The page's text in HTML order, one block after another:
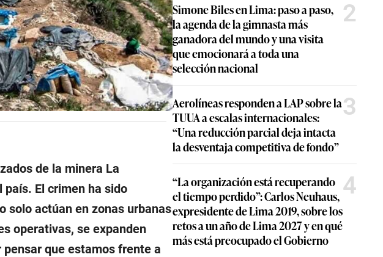
de la minera La
país. El crimen ha sido
solo actúan en zonas urbanas
operativas, se expanden
que estamos frente a
Simone Biles en Lima: paso a paso,
la agenda de la gimnasta más
ganadora del mundo y una visita
que emocionará a toda una
selección nacional
2
Aerolíneas responden a LAP sobre la
TUUA a escalas internacionales:
“Una reducción parcial deja intacta
la desventaja competitiva de fondo”
3
“La organización está recuperando
el tiempo perdido”: Carlos Neuhaus,
expresidente de Lima 2019, sobre los
retos a un año de Lima 2027 y en qué
más está preocupado el Gobierno
4